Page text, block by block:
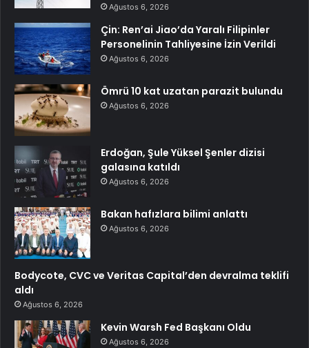
Ağustos 6, 2026
Çin: Ren’ai Jiao’da Yaralı Filipinler
Personelinin Tahliyesine İzin Verildi
Ağustos 6, 2026
Ömrü 10 kat uzatan parazit bulundu
Ağustos 6, 2026
Erdoğan, Şule Yüksel Şenler dizisi
galasına katıldı
Ağustos 6, 2026
Bakan hafızlara bilimi anlattı
Ağustos 6, 2026
Bodycote, CVC ve Veritas Capital’den devralma teklifi
aldı
Ağustos 6, 2026
Kevin Warsh Fed Başkanı Oldu
Ağustos 6, 2026